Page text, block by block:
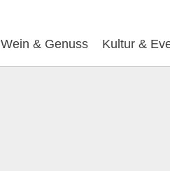
Wein & Genuss Kultur &